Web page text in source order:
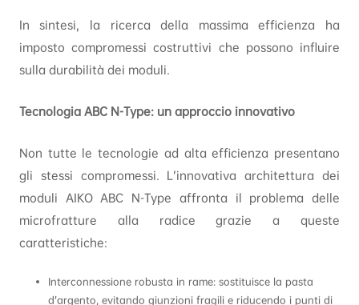
In sintesi, la ricerca della massima efficienza ha
imposto compromessi costruttivi che possono influire
sulla durabilità dei moduli.
Tecnologia ABC N-Type: un approccio innovativo
Non tutte le tecnologie ad alta efficienza presentano
gli stessi compromessi. L’innovativa architettura dei
moduli AIKO ABC N-Type affronta il problema delle
microfratture alla radice grazie a queste
caratteristiche:
Interconnessione robusta in rame: sostituisce la pasta
d’argento, evitando giunzioni fragili e riducendo i punti di